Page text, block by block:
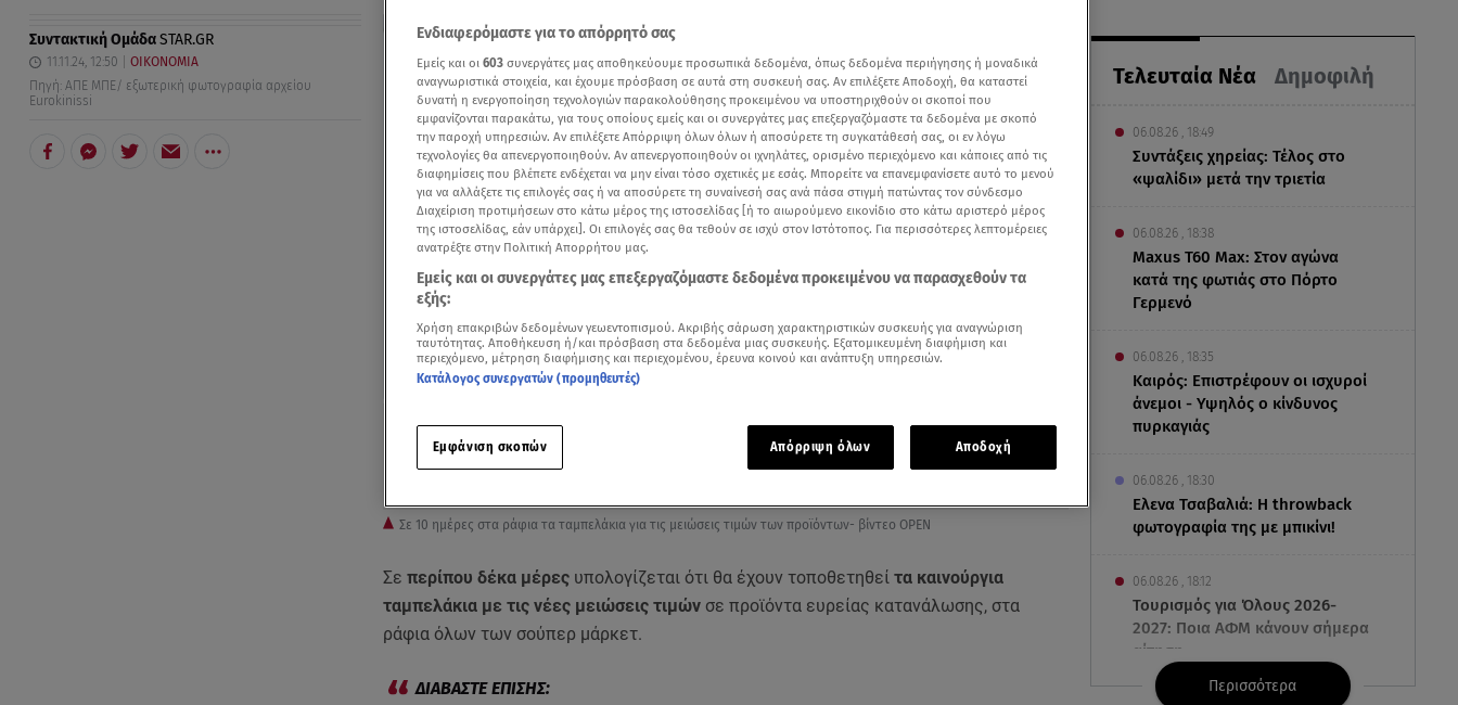
Τελευταία Νέα Δημοφιλή
06.08.26 , 18:49
Συντάξεις χηρείας: Τέλος στο
«ψαλίδι» μετά την τριετία
06.08.26 , 18:38
Maxus T60 Max: Στον αγώνα
κατά της φωτιάς στο Πόρτο
Γερμενό
06.08.26 , 18:35
Καιρός: Επιστρέφουν οι ισχυροί
άνεμοι - Υψηλός ο κίνδυνος
πυρκαγιάς
06.08.26 , 18:30
Ελενα Τσαβαλιά: Η throwback
φωτογραφία της με μπικίνι!
06.08.26 , 18:12
Τουρισμός για Όλους 2026-
2027: Ποια ΑΦΜ κάνουν σήμερα
αίτηση
Περισσότερα
Συντακτική ΟμάδαSTAR.GR
11.11.24, 12:50
ΟΙΚΟΝΟΜΙΑ
Πηγή: ΑΠΕ ΜΠΕ/ εξωτερική φωτογραφία αρχείου
Eurokinissi
Δείτε περισσότερα άρθρα μας στα αποτελέσματα αναζήτησης
Add star.gr on Google
Σε 10 ημέρες στα ράφια τα ταμπελάκια για τις μειώσεις τιμών των προϊόντων- βίντεο ΟΡΕΝ
Σε περίπου δέκα μέρεςυπολογίζεται ότι θα έχουν τοποθετηθείτα καινούργια
ταμπελάκια με τις νέες μειώσεις τιμών σε προϊόντα ευρείας κατανάλωσης, στα
ράφια όλων των σούπερ μάρκετ.
Ενδιαφερόμαστε για το απόρρητό σας
Εμείς και οι 603 συνεργάτες μας αποθηκεύουμε προσωπικά δεδομένα, όπως δεδομένα περιήγησης ή μοναδικά
αναγνωριστικά στοιχεία, και έχουμε πρόσβαση σε αυτά στη συσκευή σας. Αν επιλέξετε Αποδοχή, θα καταστεί
δυνατή η ενεργοποίηση τεχνολογιών παρακολούθησης προκειμένου να υποστηριχθούν οι σκοποί που
εμφανίζονται παρακάτω, για τους οποίους εμείς και οι συνεργάτες μας επεξεργαζόμαστε τα δεδομένα με σκοπό
την παροχή υπηρεσιών. Αν επιλέξετε Απόρριψη όλων όλων ή αποσύρετε τη συγκατάθεσή σας, οι εν λόγω
τεχνολογίες θα απενεργοποιηθούν. Αν απενεργοποιηθούν οι ιχνηλάτες, ορισμένο περιεχόμενο και κάποιες από τις
διαφημίσεις που βλέπετε ενδέχεται να μην είναι τόσο σχετικές με εσάς. Μπορείτε να επανεμφανίσετε αυτό το μενού
για να αλλάξετε τις επιλογές σας ή να αποσύρετε τη συναίνεσή σας ανά πάσα στιγμή πατώντας τον σύνδεσμο
Διαχείριση προτιμήσεων στο κάτω μέρος της ιστοσελίδας [ή το αιωρούμενο εικονίδιο στο κάτω αριστερό μέρος
της ιστοσελίδας, εάν υπάρχει]. Οι επιλογές σας θα τεθούν σε ισχύ στον Ιστότοπος. Για περισσότερες λεπτομέρειες
ανατρέξτε στην Πολιτική Απορρήτου μας.
Εμείς και οι συνεργάτες μας επεξεργαζόμαστε δεδομένα προκειμένου να παρασχεθούν τα
εξής:
Χρήση επακριβών δεδομένων γεωεντοπισμού. Ακριβής σάρωση χαρακτηριστικών συσκευής για αναγνώριση
ταυτότητας. Αποθήκευση ή/και πρόσβαση στα δεδομένα μιας συσκευής. Εξατομικευμένη διαφήμιση και
περιεχόμενο, μέτρηση διαφήμισης και περιεχομένου, έρευνα κοινού και ανάπτυξη υπηρεσιών.
Κατάλογος συνεργατών (προμηθευτές)
Εμφάνιση σκοπών Απόρριψη όλων Αποδοχή